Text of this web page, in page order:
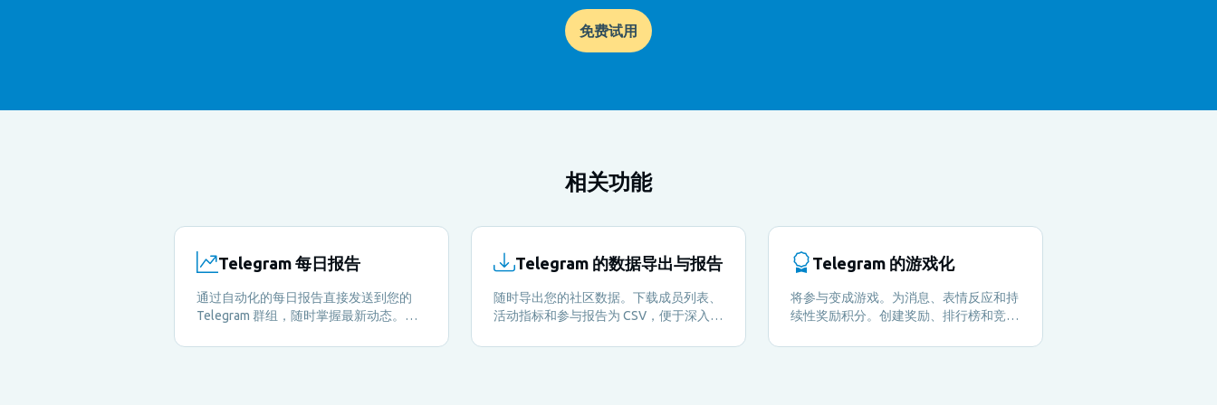
免费试用
相关功能
Telegram 每日报告
通过自动化的每日报告直接发送到您的
Telegram 群组，随时掌握最新动态。无
Telegram 的数据导出与报告
随时导出您的社区数据。下载成员列表、
活动指标和参与报告为 CSV，便于深入分
Telegram 的游戏化
将参与变成游戏。为消息、表情反应和持
续性奖励积分。创建奖励、排行榜和竞